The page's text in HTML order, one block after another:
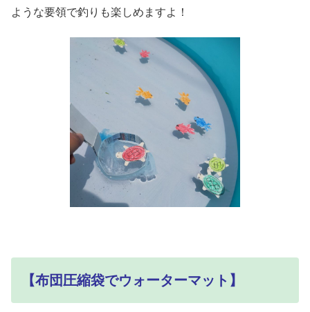
ような要領で釣りも楽しめますよ！
【布団圧縮袋でウォーターマット】